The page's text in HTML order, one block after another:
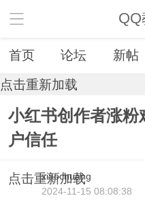
首页 论坛 新帖
点击重新加载
小红书创作者涨粉
户信任
点击重新加载
xiaochuang
2024-11-15 08:08:38